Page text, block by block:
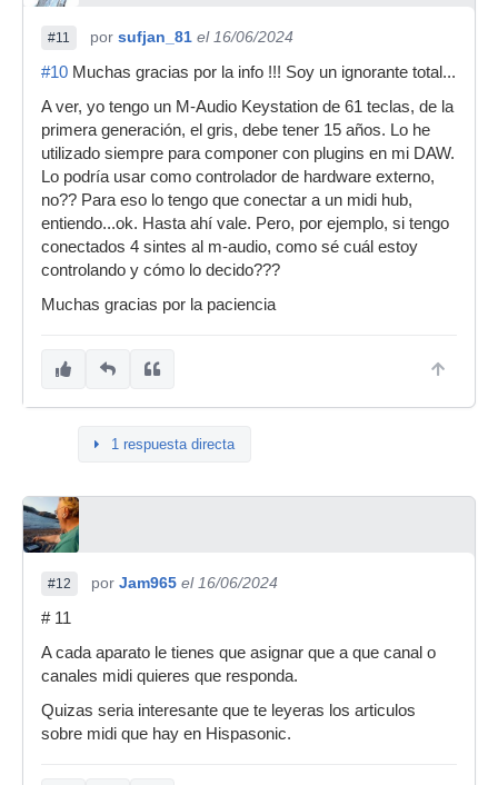
#11 por sufjan_81 el 16/06/2024
#10 Muchas gracias por la info !!! Soy un ignorante total...
A ver, yo tengo un M-Audio Keystation de 61 teclas, de la
primera generación, el gris, debe tener 15 años. Lo he
utilizado siempre para componer con plugins en mi DAW.
Lo podría usar como controlador de hardware externo,
no?? Para eso lo tengo que conectar a un midi hub,
entiendo...ok. Hasta ahí vale. Pero, por ejemplo, si tengo
conectados 4 sintes al m-audio, como sé cuál estoy
controlando y cómo lo decido???
Muchas gracias por la paciencia
1 respuesta directa
#12 por Jam965 el 16/06/2024
# 11
A cada aparato le tienes que asignar que a que canal o
canales midi quieres que responda.
Quizas seria interesante que te leyeras los articulos
sobre midi que hay en Hispasonic.